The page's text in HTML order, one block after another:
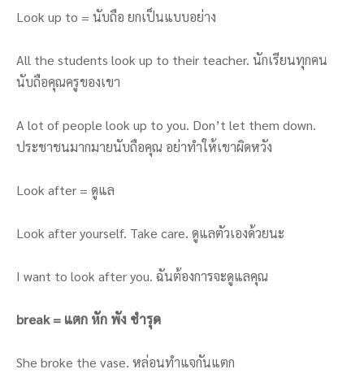
Look up to = นับถือ ยกเป็นแบบอย่าง
All the students look up to their teacher. นักเรียนทุกคน
นับถือคุณครูของเขา
A lot of people look up to you. Don’t let them down.
ประชาชนมากมายนับถือคุณ อย่าทำให้เขาผิดหวัง
Look after = ดูแล
Look after yourself. Take care. ดูแลตัวเองด้วยนะ
I want to look after you. ฉันต้องการจะดูแลคุณ
break = แตก หัก พัง ชำรุด
She broke the vase. หล่อนทำแจกันแตก